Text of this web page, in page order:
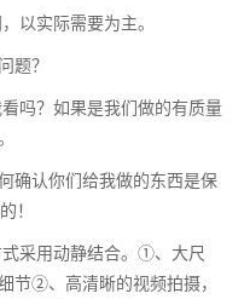
以实际需要为主。
题？
吗？如果是我们做的有质量
确认你们给我做的东西是保
！
采用动静结合。①、大尺
节②、高清晰的视频拍摄，